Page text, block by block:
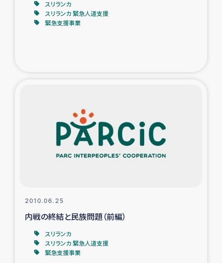
スリランカ ムライティブ県帰還民の生活再建支援
スリランカの南北女性をつなぐサリー・リサイクル・プロ
ジェクト
復興支援事業
スリランカ
スリランカ 緊急人道支援
緊急支援事業
2010.06.25
内戦の終結と民族問題（前編）
スリランカ
スリランカ 緊急人道支援
緊急支援事業